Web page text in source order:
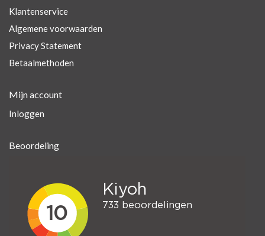
Klantenservice
Algemene voorwaarden
Privacy Statement
Betaalmethoden
Mijn account
Inloggen
Beoordeling